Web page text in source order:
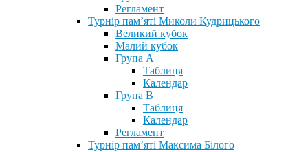
Регламент
Турнір пам’яті Миколи Кудрицького
Великий кубок
Малий кубок
Група А
Таблиця
Календар
Група В
Таблиця
Календар
Регламент
Турнір пам’яті Максима Білого